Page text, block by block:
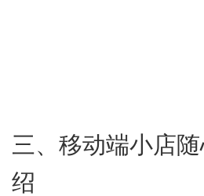
三、移动端小店
绍